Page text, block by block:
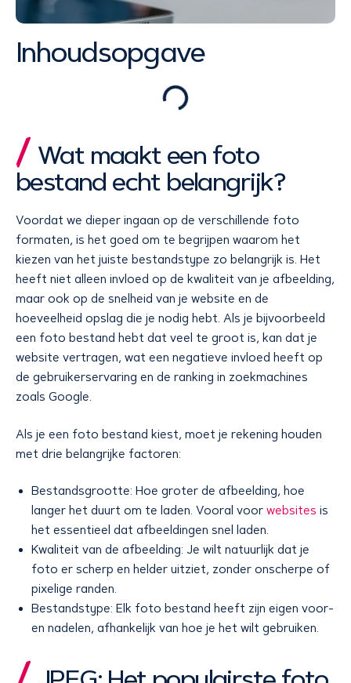
Inhoudsopgave
Wat maakt een foto
bestand echt belangrijk?
Voordat we dieper ingaan op de verschillende foto
formaten, is het goed om te begrijpen waarom het
kiezen van het juiste bestandstype zo belangrijk is. Het
heeft niet alleen invloed op de kwaliteit van je afbeelding,
maar ook op de snelheid van je website en de
hoeveelheid opslag die je nodig hebt. Als je bijvoorbeeld
een foto bestand hebt dat veel te groot is, kan dat je
website vertragen, wat een negatieve invloed heeft op
de gebruikerservaring en de ranking in zoekmachines
zoals Google.
Als je een foto bestand kiest, moet je rekening houden
met drie belangrijke factoren:
Bestandsgrootte: Hoe groter de afbeelding, hoe
langer het duurt om te laden. Vooral voor websites is
het essentieel dat afbeeldingen snel laden.
Kwaliteit van de afbeelding: Je wilt natuurlijk dat je
foto er scherp en helder uitziet, zonder onscherpe of
pixelige randen.
Bestandstype: Elk foto bestand heeft zijn eigen voor-
en nadelen, afhankelijk van hoe je het wilt gebruiken.